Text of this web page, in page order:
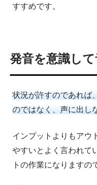
すすめです。
発音を意識し
状況が許すのであれば
のではなく、声に出し
インプットよりもアウ
やすいとよく言われて
トの作業になりますの